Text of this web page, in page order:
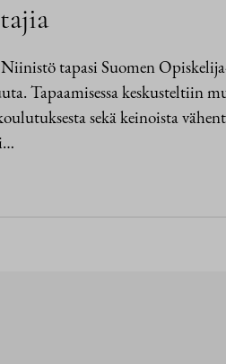
tapasi Suomen
Tapaamisessa keskusteltiin
sekä keinoista